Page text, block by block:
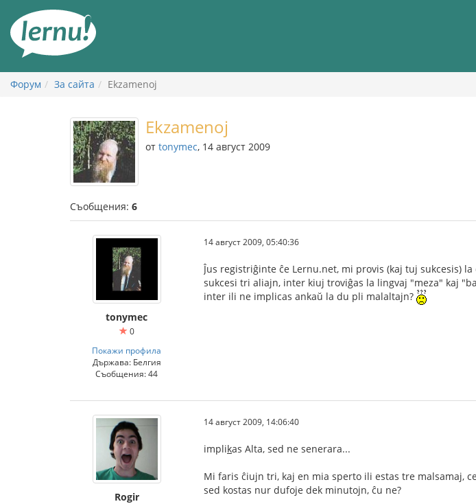
съдържанието
Форум За сайта Ekzamenoj
Ekzamenoj
от tonymec, 14 август 2009
Съобщения: 6
tonymec
0
Покажи профила
Държава: Белгия
Съобщения: 44
14 август 2009, 05:40:36
Ĵus registriĝinte ĉe Lernu.net, mi provis (kaj tuj sukcesis)
sukcesi tri aliajn, inter kiuj troviĝas la lingvaj "meza" kaj
inter ili ne implicas ankaŭ la du pli malaltajn?
Rogir
14 август 2009, 14:06:40
implikas Alta, sed ne senerara...
Mi faris ĉiujn tri, kaj en mia sperto ili estas tre malsamaj,
sed kostas nur dufoje dek minutojn, ĉu ne?